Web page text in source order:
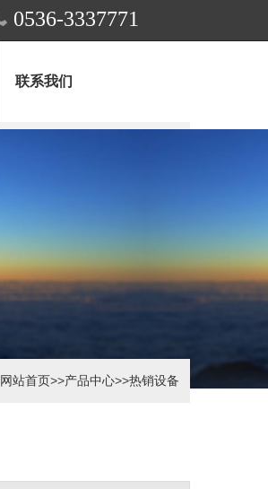
0536-3337771
联系我们
网站首页>>产品中心>>热销设备